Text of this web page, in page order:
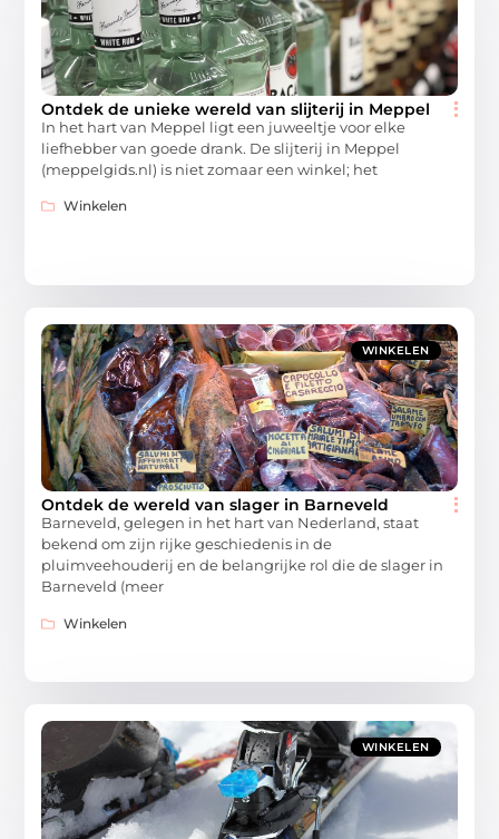
Ontdek de unieke wereld van slijterij in Meppel
In het hart van Meppel ligt een juweeltje voor elke
liefhebber van goede drank. De slijterij in Meppel
(meppelgids.nl) is niet zomaar een winkel; het
Winkelen
WINKELEN
Ontdek de wereld van slager in Barneveld
Barneveld, gelegen in het hart van Nederland, staat
bekend om zijn rijke geschiedenis in de
pluimveehouderij en de belangrijke rol die de slager in
Barneveld (meer
Winkelen
WINKELEN